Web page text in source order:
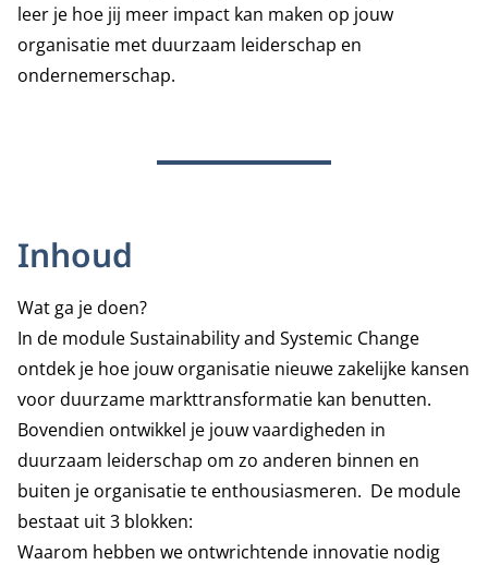
leer je hoe jij meer impact kan maken op jouw
organisatie met duurzaam leiderschap en
ondernemerschap.
Inhoud
Wat ga je doen?
In de module Sustainability and Systemic Change
ontdek je hoe jouw organisatie nieuwe zakelijke kansen
voor duurzame markttransformatie kan benutten.
Bovendien ontwikkel je jouw vaardigheden in
duurzaam leiderschap om zo anderen binnen en
buiten je organisatie te enthousiasmeren. De module
bestaat uit 3 blokken:
Waarom hebben we ontwrichtende innovatie nodig